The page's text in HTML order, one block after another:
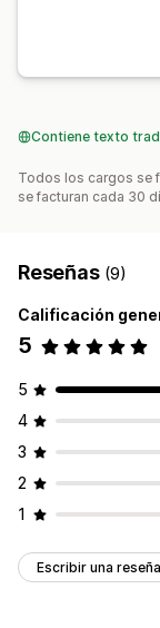
Contiene texto
Todos los cargos se
se facturan cada 30
Reseñas (9)
Calificación
5
5
4
3
2
1
Escribir una reseña